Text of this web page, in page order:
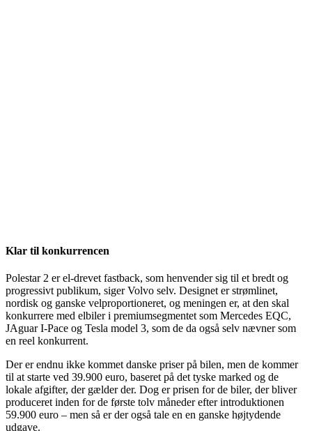
Klar til konkurrencen
Polestar 2 er el-drevet fastback, som henvender sig til et bredt og
progressivt publikum, siger Volvo selv. Designet er strømlinet,
nordisk og ganske velproportioneret, og meningen er, at den skal
konkurrere med elbiler i premiumsegmentet som Mercedes EQC,
JAguar I-Pace og Tesla model 3, som de da også selv nævner som
en reel konkurrent.
Der er endnu ikke kommet danske priser på bilen, men de kommer
til at starte ved 39.900 euro, baseret på det tyske marked og de
lokale afgifter, der gælder der. Dog er prisen for de biler, der bliver
produceret inden for de første tolv måneder efter introduktionen
59.900 euro – men så er der også tale en en ganske højtydende
udgave.